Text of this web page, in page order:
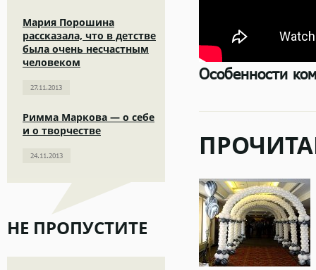
Мария Порошина
рассказала, что в детстве
была очень несчастным
человеком
27.11.2013
Римма Маркова — о себе
и о творчестве
24.11.2013
НЕ ПРОПУСТИТЕ
Особенности